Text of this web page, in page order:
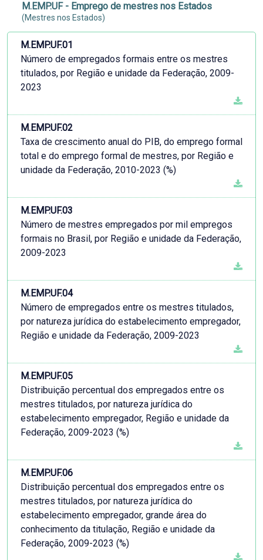
M.EMP.UF - Emprego de mestres nos Estados
(Mestres nos Estados)
M.EMP.UF.01
Número de empregados formais entre os mestres
titulados, por Região e unidade da Federação, 2009-
2023
M.EMP.UF.02
Taxa de crescimento anual do PIB, do emprego formal
total e do emprego formal de mestres, por Região e
unidade da Federação, 2010-2023 (%)
M.EMP.UF.03
Número de mestres empregados por mil empregos
formais no Brasil, por Região e unidade da Federação,
2009-2023
M.EMP.UF.04
Número de empregados entre os mestres titulados,
por natureza jurídica do estabelecimento empregador,
Região e unidade da Federação, 2009-2023
M.EMP.UF.05
Distribuição percentual dos empregados entre os
mestres titulados, por natureza jurídica do
estabelecimento empregador, Região e unidade da
Federação, 2009-2023 (%)
M.EMP.UF.06
Distribuição percentual dos empregados entre os
mestres titulados, por natureza jurídica do
estabelecimento empregador, grande área do
conhecimento da titulação, Região e unidade da
Federação, 2009-2023 (%)